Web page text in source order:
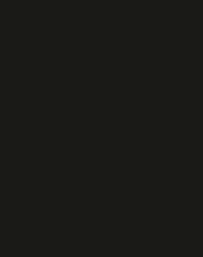
nosso mundo do
o Corinthians,
um grande jogo”,
torcida do
anos de 2016 e